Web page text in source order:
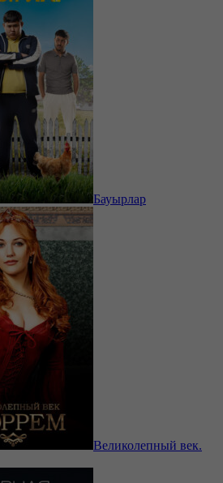
Бауырлар
Великолепный век.